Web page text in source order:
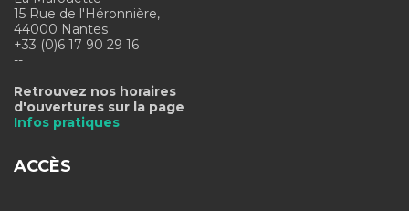
15 Rue de l'Héronnière,
44000 Nantes
+33 (0)6 17 90 29 16
--
Retrouvez nos horaires
d'ouvertures sur la page
Infos pratiques
ACCÈS